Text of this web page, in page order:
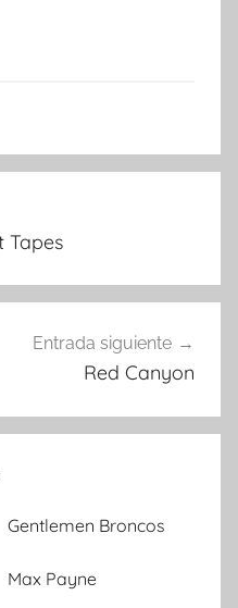
Tapes
Entrada siguiente
Red Canyon
Gentlemen Broncos
Max Payne